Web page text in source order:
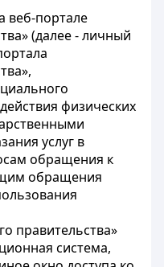
веб-портале
(далее - личный
физических
услуг в
обращения к
обращения
правительства»
система,